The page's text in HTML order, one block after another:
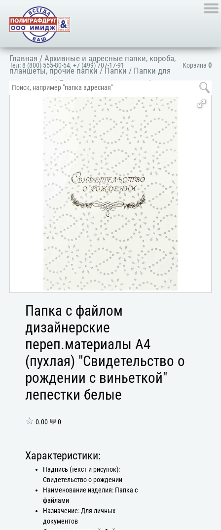
Корзина 0
Тел: 8 (800) 555-80-54,+7 (499) 707-17-91
Главная /Архивные и адресные папки, короба,
планшеты, прочие папки/Папки / Папки для
документов
/ Для личных документов /
Папка с файлом
дизайнерские
переп.материалы А4
(пухлая) "Свидетельство о
рождении с виньеткой"
лепестки белые
☆ 0.00 💬 0
Характеристики:
Надпись (текст и рисунок):
Свидетельство о рождении
Наименование изделия: Папка с
файлами
Назначение: Для личных
документов